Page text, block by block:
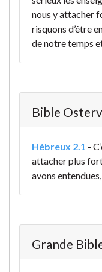
nous y attacher
risquons d’être
de notre temps
Bible
Hébreux 2.1 -
attacher plus
avons
Grande